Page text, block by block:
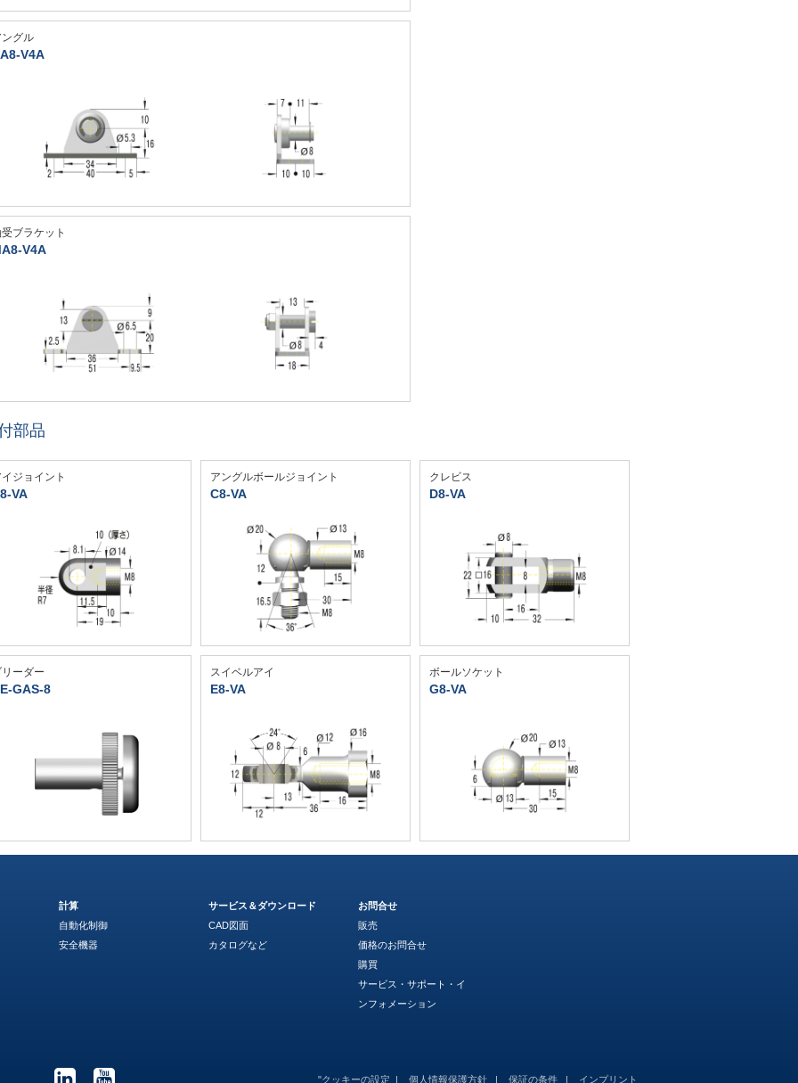
グル
V4A
ブラケット
V4A
部品
ジョイント
VA
アングルボールジョイント
C8-VA
クレビス
D8-VA
ーダー
GAS-8
スイベルアイ
E8-VA
ボールソケット
G8-VA
計算
自動化制御
安全機器
サービス＆ダウンロード
CAD図面
カタログなど
お問合せ
販売
価格のお問合せ
購買
サービス・サポート・イ
ンフォメーション
"クッキーの設定 個人情報保護方針 保証の条件 インプリント